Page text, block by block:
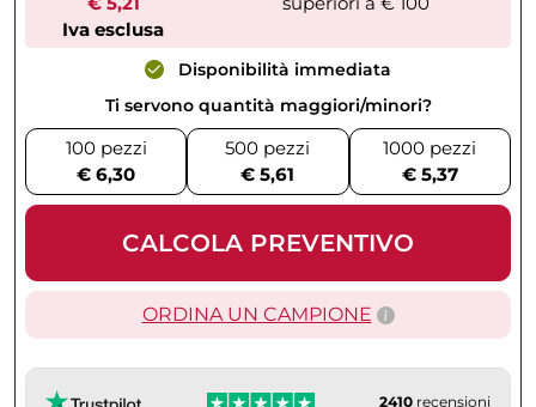
Iva esclusa
Disponibilità immediata
Ti servono quantità maggiori/minori?
100 pezzi
€ 6,30
500 pezzi
€ 5,61
1000 pezzi
€ 5,37
CALCOLA PREVENTIVO
ORDINA UN CAMPIONE
2410 recensioni